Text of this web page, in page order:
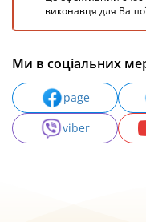
виконавця для
Ми в соціальних
page
viber